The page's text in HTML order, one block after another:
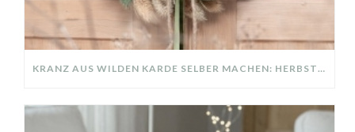
KRANZ AUS WILDEN KARDE SELBER MACHEN: HERBSTDEKO GANZ EINFACH